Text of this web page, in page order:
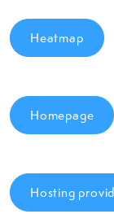
Heatmap
Homepage
Hosting